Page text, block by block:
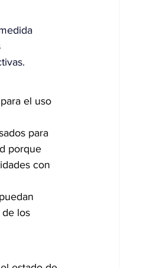
el uso
para
porque
con
de los